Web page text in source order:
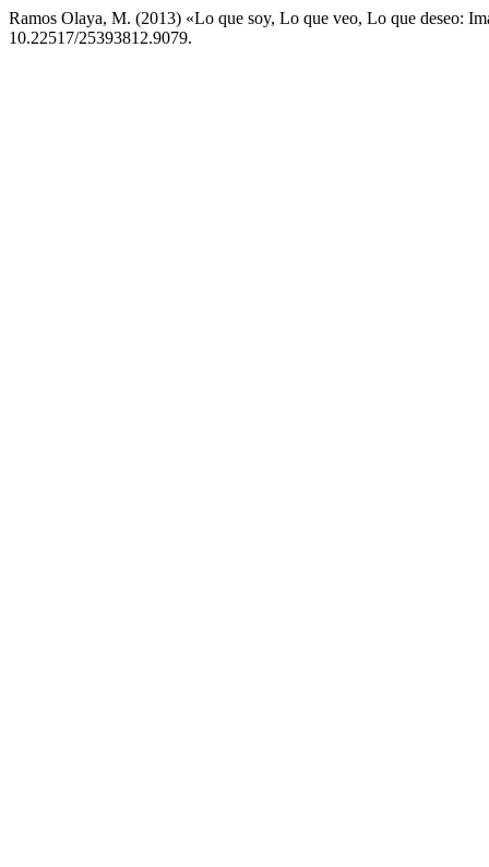
Ramos Olaya, M. (2013) «Lo que soy, Lo que veo, Lo que deseo:
10.22517/25393812.9079.